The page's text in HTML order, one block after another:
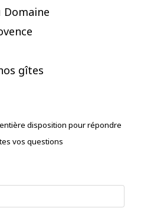
Domaine
gîtes
disposition pour répondre
vos questions